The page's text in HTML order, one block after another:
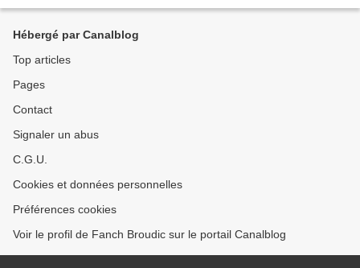
Hébergé par Canalblog
Top articles
Pages
Contact
Signaler un abus
C.G.U.
Cookies et données personnelles
Préférences cookies
Voir le profil de Fanch Broudic sur le portail Canalblog